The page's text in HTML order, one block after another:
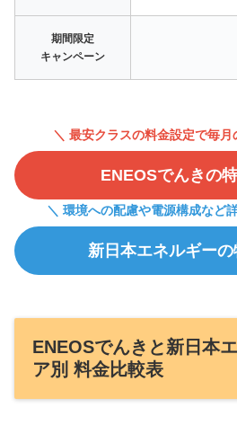
期間限定
キャンペーン
＼ 最安クラスの料金設定で毎
ENEOSでんきの
＼ 環境への配慮や電源構成など
新日本エネルギー
ENEOSでんきと新日本
ア別 料金比較表